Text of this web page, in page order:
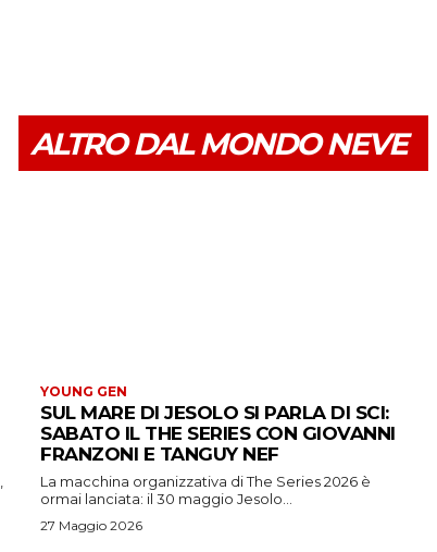
ALTRO DAL MONDO NEVE
YOUNG GEN
SUL MARE DI JESOLO SI PARLA DI SCI:
SABATO IL THE SERIES CON GIOVANNI
FRANZONI E TANGUY NEF
La macchina organizzativa di The Series 2026 è
ormai lanciata: il 30 maggio Jesolo...
27 Maggio 2026